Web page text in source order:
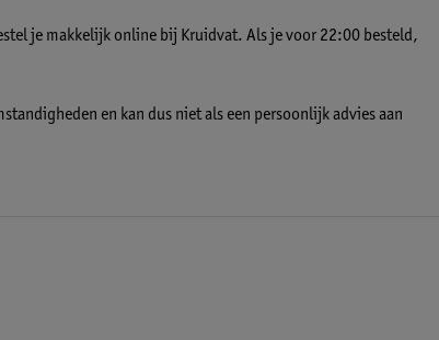
je makkelijk online bij Kruidvat. Als je voor 22:00 besteld,
en kan dus niet als een persoonlijk advies aan